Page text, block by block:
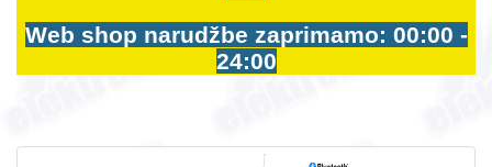
Web shop narudžbe zaprimamo: 00:00 -
24:00